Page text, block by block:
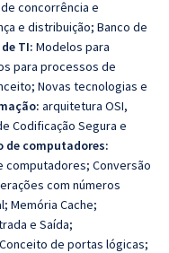
concorrência e
e distribuição; Banco de
TI: Modelos para
para processos de
Novas tecnologias e
arquitetura OSI,
Codificação Segura e
de computadores:
computadores; Conversão
com números
Memória Cache;
e Saída;
de portas lógicas;